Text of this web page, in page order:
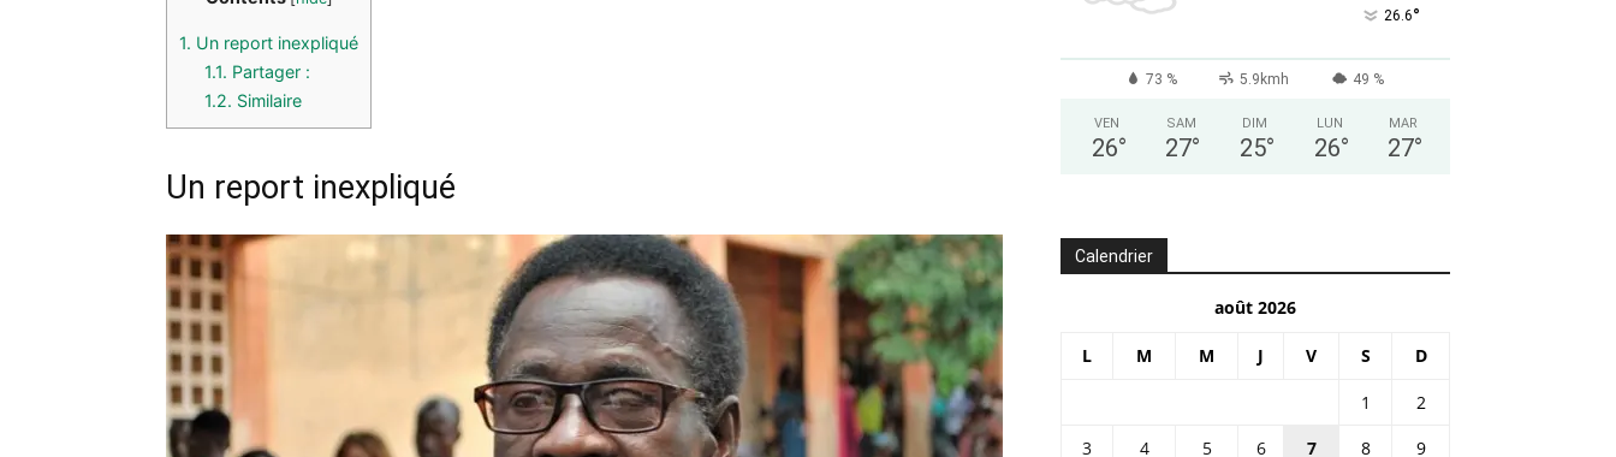
1. Un report inexpliqué
1.1. Partager :
1.2. Similaire
Un report inexpliqué
26.6°
73 % 5.9kmh 49 %
VEN
26°
SAM
27°
DIM
25°
LUN
26°
MAR
27°
Calendrier
août 2026
L M M J V S D
1
2
3
4 5 6 7 8
9